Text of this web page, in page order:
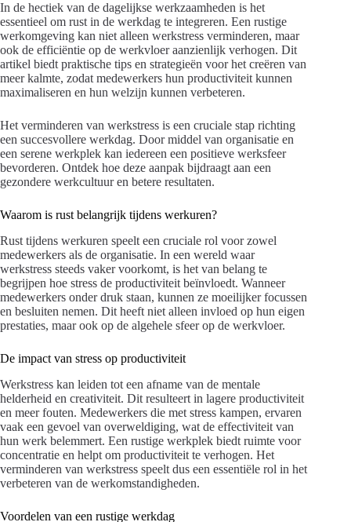
In de hectiek van de dagelijkse werkzaamheden is het
essentieel om rust in de werkdag te integreren. Een rustige
werkomgeving kan niet alleen werkstress verminderen, maar
ook de efficiëntie op de werkvloer aanzienlijk verhogen. Dit
artikel biedt praktische tips en strategieën voor het creëren van
meer kalmte, zodat medewerkers hun productiviteit kunnen
maximaliseren en hun welzijn kunnen verbeteren.
Het verminderen van werkstress is een cruciale stap richting
een succesvollere werkdag. Door middel van organisatie en
een serene werkplek kan iedereen een positieve werksfeer
bevorderen. Ontdek hoe deze aanpak bijdraagt aan een
gezondere werkcultuur en betere resultaten.
Waarom is rust belangrijk tijdens werkuren?
Rust tijdens werkuren speelt een cruciale rol voor zowel
medewerkers als de organisatie. In een wereld waar
werkstress steeds vaker voorkomt, is het van belang te
begrijpen hoe stress de productiviteit beïnvloedt. Wanneer
medewerkers onder druk staan, kunnen ze moeilijker focussen
en besluiten nemen. Dit heeft niet alleen invloed op hun eigen
prestaties, maar ook op de algehele sfeer op de werkvloer.
De impact van stress op productiviteit
Werkstress kan leiden tot een afname van de mentale
helderheid en creativiteit. Dit resulteert in lagere productiviteit
en meer fouten. Medewerkers die met stress kampen, ervaren
vaak een gevoel van overweldiging, wat de effectiviteit van
hun werk belemmert. Een rustige werkplek biedt ruimte voor
concentratie en helpt om productiviteit te verhogen. Het
verminderen van werkstress speelt dus een essentiële rol in het
verbeteren van de werkomstandigheden.
Voordelen van een rustige werkdag